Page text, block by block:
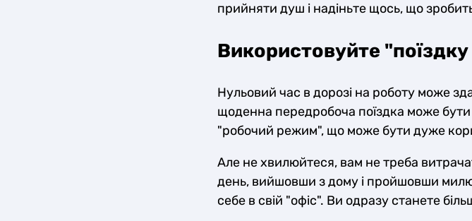
прийняти душ і надіньте щось, що
Використовуйте
Нульовий час в дорозі на роботу може
щоденна передробоча поїздка може
"робочий режим", що може бути дуже
Але не хвилюйтеся, вам не треба
день, вийшовши з дому і пройшовши милю.
себе в свій "офіс". Ви одразу станете